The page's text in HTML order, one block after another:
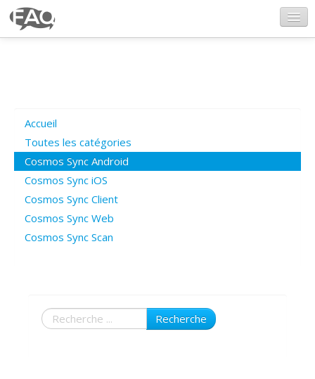
Poser une question
Questions ouvertes
Connexion
Accueil
Toutes les catégories
Cosmos Sync Android
Cosmos Sync iOS
Cosmos Sync Client
Cosmos Sync Web
Cosmos Sync Scan
Recherche